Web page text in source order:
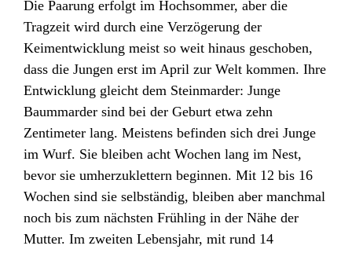
Die Paarung erfolgt im Hochsommer, aber die
Tragzeit wird durch eine Verzögerung der
Keimentwicklung meist so weit hinaus geschoben,
dass die Jungen erst im April zur Welt kommen. Ihre
Entwicklung gleicht dem Steinmarder: Junge
Baummarder sind bei der Geburt etwa zehn
Zentimeter lang. Meistens befinden sich drei Junge
im Wurf. Sie bleiben acht Wochen lang im Nest,
bevor sie umherzuklettern beginnen. Mit 12 bis 16
Wochen sind sie selbständig, bleiben aber manchmal
noch bis zum nächsten Frühling in der Nähe der
Mutter. Im zweiten Lebensjahr, mit rund 14